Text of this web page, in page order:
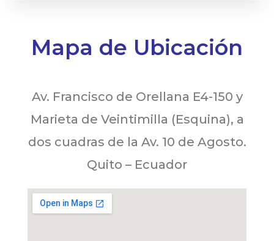
Mapa de Ubicación
Av. Francisco de Orellana E4-150 y
Marieta de Veintimilla (Esquina), a
dos cuadras de la Av. 10 de Agosto.
Quito – Ecuador